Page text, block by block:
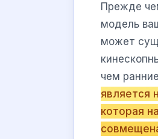
Прежде
модель
может
чем
является
которая